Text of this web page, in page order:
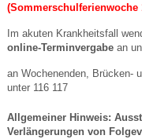
(Sommerschulferienwoche
Im akuten Krankheitsfall
online-Terminvergabean
an Wochenenden, Brücken-
unter 116 117
Allgemeiner Hinweis:
Verlängerungen von